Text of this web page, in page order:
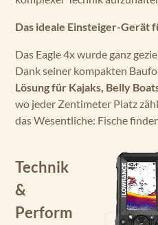
Das ideale Einsteiger-Gerät
Das Eagle 4x wurde ganz
Dank seiner kompakten
Lösung für Kajaks, Belly
wo jeder Zentimeter Platz
das Wesentliche: Fische
Technik
&
Perform